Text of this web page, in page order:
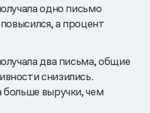
одно письмо
а процент
два письма, общие
снизились.
выручки, чем